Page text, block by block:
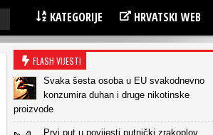
KATEGORIJE HRVATSKI WEB
FLASH VIJESTI
Svaka šesta osoba u EU svakodnevno
konzumira duhan i druge nikotinske
proizvode
Prvi put u povijesti putnički zrakoplov